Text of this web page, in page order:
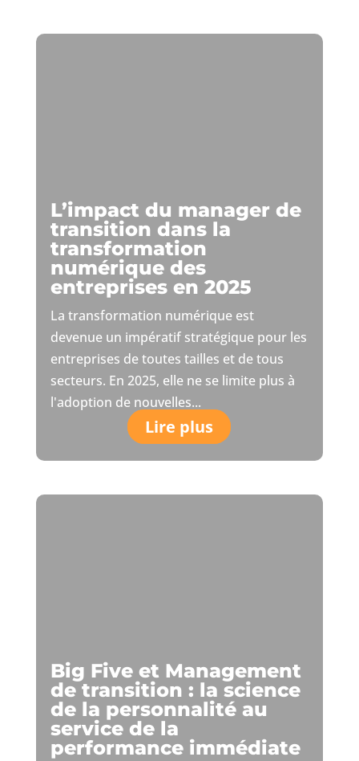
L’impact du manager de
transition dans la
transformation
numérique des
entreprises en 2025
La transformation numérique est
devenue un impératif stratégique pour les
entreprises de toutes tailles et de tous
secteurs. En 2025, elle ne se limite plus à
l'adoption de nouvelles...
Lire plus
Big Five et Management
de transition : la science
de la personnalité au
service de la
performance immédiate